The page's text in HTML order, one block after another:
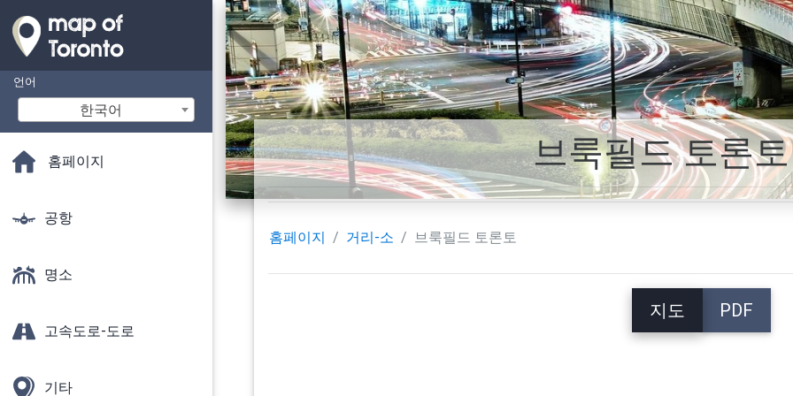
언어
한국어
홈페이지
공항
명소
고속도로-도로
기타
브룩필드 토론
홈페이지 거리-소 브룩필드 토론토
지도 PDF